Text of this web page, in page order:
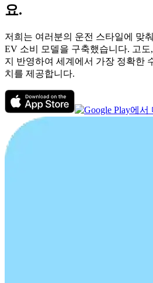
요.
저희는 여러분의 운전 스타일에 맞
EV 소비 모델을 구축했습니다. 고
지 반영하여 세계에서 가장 정확한
치를 제공합니다.